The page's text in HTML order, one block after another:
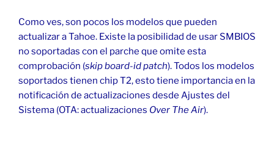
Como ves, son pocos los modelos que pueden
actualizar a Tahoe. Existe la posibilidad de usar SMBIOS
no soportadas con el parche que omite esta
comprobación (skip board-id patch). Todos los modelos
soportados tienen chip T2, esto tiene importancia en la
notificación de actualizaciones desde Ajustes del
Sistema (OTA: actualizaciones Over The Air).